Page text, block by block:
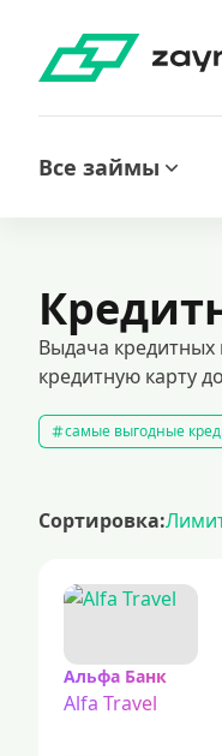
Все займы
Выдача кредитных
кредитную карту
самые выгодные
кредитные карты visa
Сортировка:
Альфа Банк
Alfa Travel